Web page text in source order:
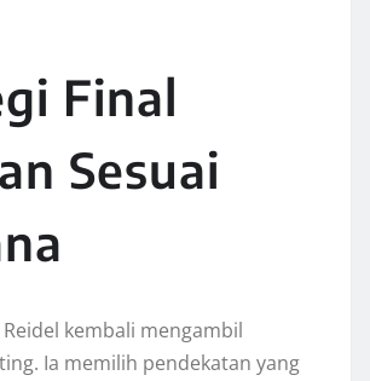
Final
Sesuai
kembali mengambil
Ia memilih pendekatan yang